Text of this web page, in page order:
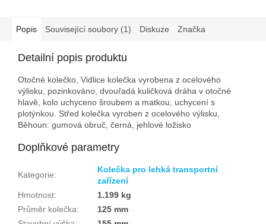
Popis Související soubory (1) Diskuze Značka
Detailní popis produktu
Otočné kolečko, Vidlice kolečka vyrobena z ocelového
výlisku, pozinkováno, dvouřadá kuličková dráha v otočné
hlavě, kolo uchyceno šroubem a matkou, uchycení s
plotýnkou. Střed kolečka vyroben z ocelového výlisku,
Běhoun: gumová obruč, černá, jehlové ložisko
Doplňkové parametry
Kategorie:
Kolečka pro lehká transportní
zařízení
Hmotnost:
1.199 kg
Průměr kolečka:
125 mm